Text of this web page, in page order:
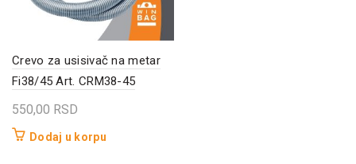
Crevo za usisivač na metar
Fi38/45 Art. CRM38-45
550,00 RSD
Dodaj u korpu